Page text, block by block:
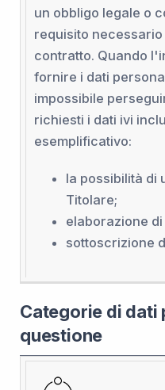
un obbligo legale o
requisito
contratto. Quando
fornire i dati
impossibile
richiesti i dati ivi
esemplificativo:
la possibilità di
Titolare;
elaborazione
sottoscrizione
Categorie di dati
questione